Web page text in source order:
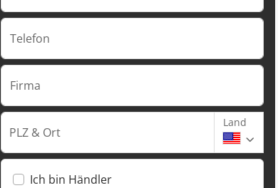
Telefon
Firma
PLZ & Ort
Land
Ich bin Händler